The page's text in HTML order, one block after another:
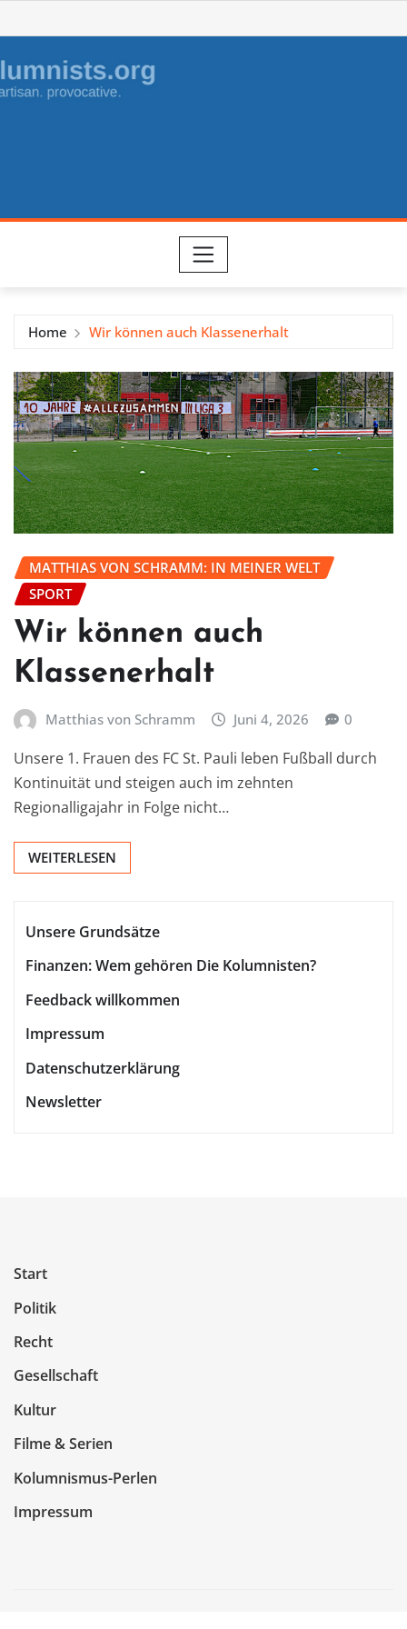
to
content
Home Wir können auch Klassenerhalt
MATTHIAS VON SCHRAMM: IN MEINER WELT
SPORT
Wir können auch
Klassenerhalt
Matthias von Schramm Juni 4, 2026 0
Unsere 1. Frauen des FC St. Pauli leben Fußball durch
Kontinuität und steigen auch im zehnten
Regionalligajahr in Folge nicht…
WEITERLESEN
Unsere Grundsätze
Finanzen: Wem gehören Die Kolumnisten?
Feedback willkommen
Impressum
Datenschutzerklärung
Newsletter
Start
Politik
Recht
Gesellschaft
Kultur
Filme & Serien
Kolumnismus-Perlen
Impressum